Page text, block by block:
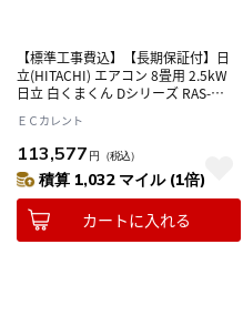
【標準工事費込】【長期保証付】日
立(HITACHI) エアコン 8畳用 2.5kW
日立 白くまくん Dシリーズ RAS-
100V
ＥＣカレント
113,577 円 （税込）
積算 1,032 マイル (1倍)
カートに入れる